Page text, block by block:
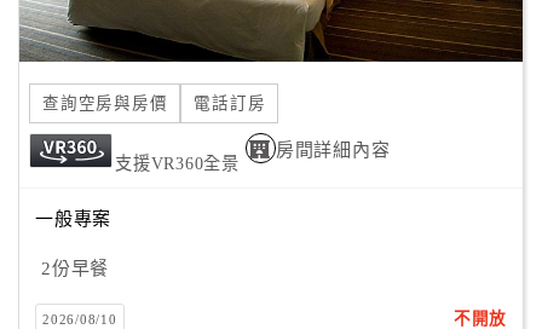
查詢空房與房價 電話訂房
支援VR360全景
房間詳細內容
一般專案
2份早餐
2026/08/10 不開放